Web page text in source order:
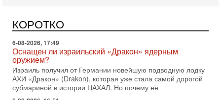
КОРОТКО
АХИ «Дракон» (Drakon), которая уже стала самой дорогой
субмариной в истории ЦАХАЛ. Но почему её
6-08-2026, 16:51
Как на самом деле погибли бойцы Ливане? Иран
нарывается! "Зверства" ШАБАКА
В эфире телеканала ITON-TV Григорий Тамар, офицер
ЦАХАЛа в отставке, писатель, журналист, военный историк.
Ведет программу Александр Гур-Арье.